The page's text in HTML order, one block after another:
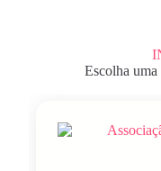
Escolha